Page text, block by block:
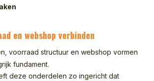
en webshop verbinden
voorraad structuur en webshop vormen
fundament.
deze onderdelen zo ingericht dat